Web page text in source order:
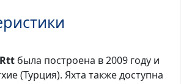
была построена в 2009 году и
(Турция). Яхта также доступна